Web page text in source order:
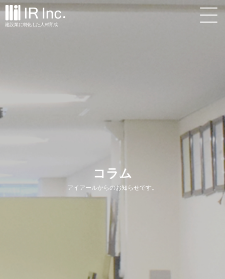
建設業に特化 した 人材育成
コラム
アイアールからのお知らせです。